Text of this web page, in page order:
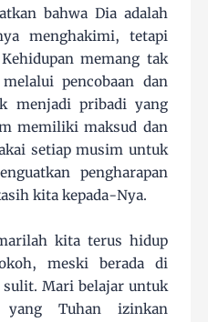
bahwa Dia adalah
menghakimi, tetapi
memang tak
pencobaan dan
menjadi pribadi yang
memiliki maksud dan
setiap musim untuk
pengharapan
kita kepada-Nya.
kita terus hidup
meski berada di
Mari belajar untuk
yang Tuhan izinkan